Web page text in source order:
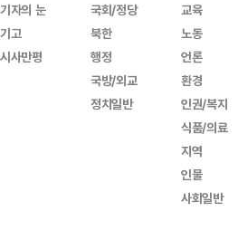
기자의 눈
기고
시사만평
국회/정당
북한
행정
국방/외교
정치일반
교육
노동
언론
환경
인권/복지
식품/의료
지역
인물
사회일반